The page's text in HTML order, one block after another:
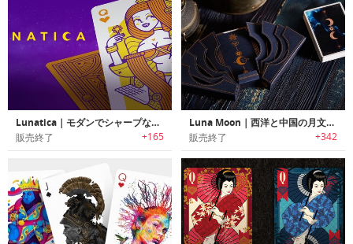
Lunatica｜モダンでシャープなテイストのフルカスタムトランプセット「ルナティカ」
販売終了 +165
Luna Moon｜西洋と中国の月文化がテーマのトランプセット「ルナムーン」
販売終了 +342